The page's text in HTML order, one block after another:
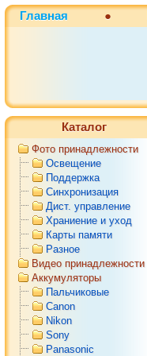
Главная ●
Каталог
Фото принадлежности
Освещение
Поддержка
Синхронизация
Дист. управление
Храниение и уход
Карты памяти
Разное
Видео принадлежности
Аккумуляторы
Пальчиковые
Canon
Nikon
Sony
Panasonic